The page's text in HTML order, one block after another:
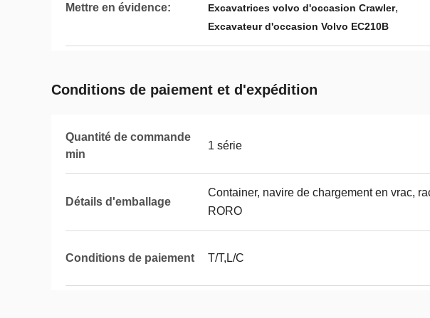
Mettre en évidence: Excavatrices volvo d'occasion Crawler,
Excavateur d'occasion Volvo EC210B
Conditions de paiement et d'expédition
Quantité de commande
min
1 série
Détails d'emballage
Container, navire de chargement en vrac,
RORO
Conditions de paiement T/T,L/C